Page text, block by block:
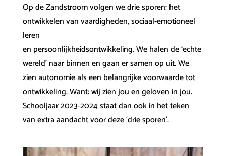
Op de Zandstroom volgen we drie sporen: het
ontwikkelen van vaardigheden, sociaal-emotioneel
leren
en persoonlijkheidsontwikkeling. We halen de ‘echte
wereld’ naar binnen en gaan er samen op uit. We
zien autonomie als een belangrijke voorwaarde tot
ontwikkeling. Want: wij zien jou en geloven in jou.
Schooljaar 2023-2024 staat dan ook in het teken
van extra aandacht voor deze ‘drie sporen’.